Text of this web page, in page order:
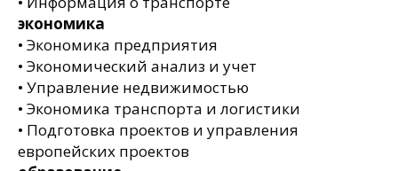
экономика
• Экономика предприятия
• Экономический анализ и учет
• Управление недвижимостью
• Экономика транспорта и логистики
• Подготовка проектов и управления
европейских проектов